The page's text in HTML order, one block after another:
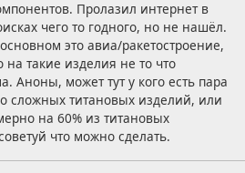
Пролазил интернет в
чего то годного, но не нашёл.
это авиа/ракетостроение,
на такие изделия не то что
Аноны, может тут у кого есть пара
сложных титановых изделий, или
на 60% из титановых
что можно сделать.